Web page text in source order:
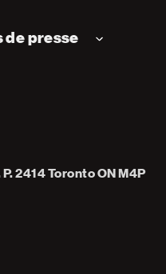
de presse
2414 Toronto ON M4P